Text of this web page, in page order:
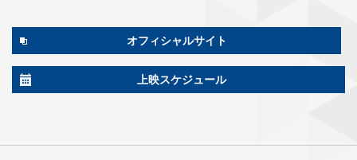
オフィシャルサイト
上映スケジュール